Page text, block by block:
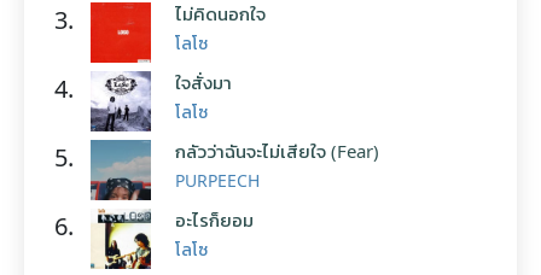
3. ไม่คิดนอกใจ
โลโซ
4. ใจสั่งมา
โลโซ
5. กลัวว่าฉันจะไม่เสียใจ (Fear)
PURPEECH
6. อะไรก็ยอม
โลโซ